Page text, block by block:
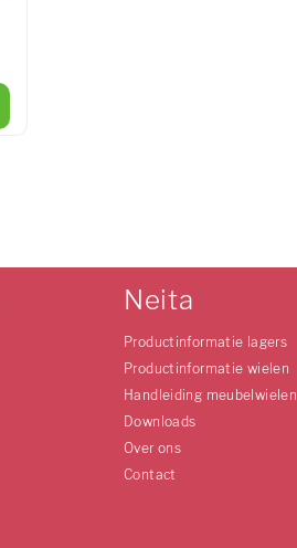
Neita
Productinformatie lagers
Productinformatie wielen
Handleiding meubelwielen
Downloads
Over ons
Contact